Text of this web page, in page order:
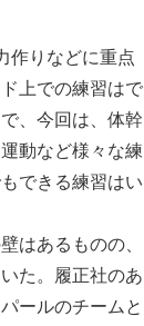
作りなどに重点
上での練習はで
、今回は、体幹
動など様々な練
できる練習はい
はあるものの、
た。履正社のあ
ールのチームと